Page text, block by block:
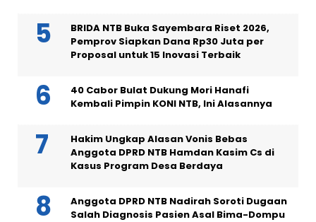
BRIDA NTB Buka Sayembara Riset 2026,
Pemprov Siapkan Dana Rp30 Juta per
Proposal untuk 15 Inovasi Terbaik
40 Cabor Bulat Dukung Mori Hanafi
Kembali Pimpin KONI NTB, Ini Alasannya
Hakim Ungkap Alasan Vonis Bebas
Anggota DPRD NTB Hamdan Kasim Cs di
Kasus Program Desa Berdaya
Anggota DPRD NTB Nadirah Soroti Dugaan
Salah Diagnosis Pasien Asal Bima-Dompu